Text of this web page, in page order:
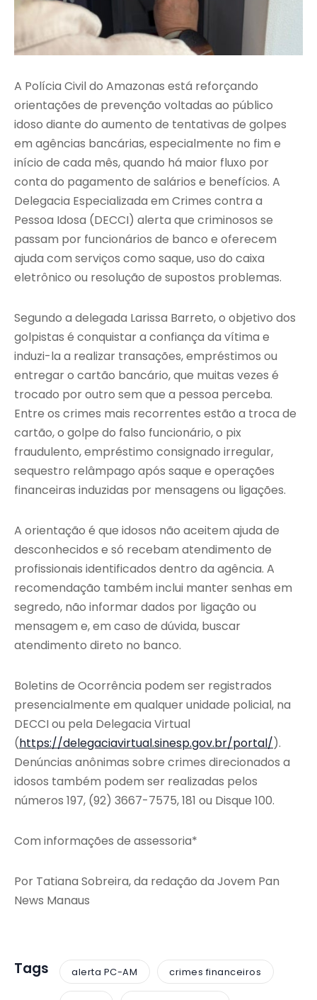
A Polícia Civil do Amazonas está reforçando
orientações de prevenção voltadas ao público
idoso diante do aumento de tentativas de golpes
em agências bancárias, especialmente no fim e
início de cada mês, quando há maior fluxo por
conta do pagamento de salários e benefícios. A
Delegacia Especializada em Crimes contra a
Pessoa Idosa (DECCI) alerta que criminosos se
passam por funcionários de banco e oferecem
ajuda com serviços como saque, uso do caixa
eletrônico ou resolução de supostos problemas.
Segundo a delegada Larissa Barreto, o objetivo dos
golpistas é conquistar a confiança da vítima e
induzi-la a realizar transações, empréstimos ou
entregar o cartão bancário, que muitas vezes é
trocado por outro sem que a pessoa perceba.
Entre os crimes mais recorrentes estão a troca de
cartão, o golpe do falso funcionário, o pix
fraudulento, empréstimo consignado irregular,
sequestro relâmpago após saque e operações
financeiras induzidas por mensagens ou ligações.
A orientação é que idosos não aceitem ajuda de
desconhecidos e só recebam atendimento de
profissionais identificados dentro da agência. A
recomendação também inclui manter senhas em
segredo, não informar dados por ligação ou
mensagem e, em caso de dúvida, buscar
atendimento direto no banco.
Boletins de Ocorrência podem ser registrados
presencialmente em qualquer unidade policial, na
DECCI ou pela Delegacia Virtual
(https://delegaciavirtual.sinesp.gov.br/portal/).
Denúncias anônimas sobre crimes direcionados a
idosos também podem ser realizadas pelos
números 197, (92) 3667-7575, 181 ou Disque 100.
Com informações de assessoria*
Por Tatiana Sobreira, da redação da Jovem Pan
News Manaus
Tags alerta PC-AM crimes financeiros